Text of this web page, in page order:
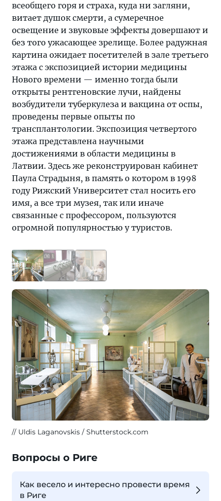
всеобщего горя и страха, куда ни загляни,
витает душок смерти, а сумеречное
освещение и звуковые эффекты довершают и
без того ужасающее зрелище. Более радужная
картина ожидает посетителей в зале третьего
этажа с экспозицией истории медицины
Нового времени — именно тогда были
открыты рентгеновские лучи, найдены
возбудители туберкулеза и вакцина от оспы,
проведены первые опыты по
трансплантологии. Экспозиция четвертого
этажа представлена научными
достижениями в области медицины в
Латвии. Здесь же реконструирован кабинет
Паула Страдыня, в память о котором в 1998
году Рижский Университет стал носить его
имя, а все три музея, так или иначе
связанные с профессором, пользуются
огромной популярностью у туристов.
Uldis Laganovskis / Shutterstock.com
Вопросы о Риге
Как весело и интересно провести время
в Риге